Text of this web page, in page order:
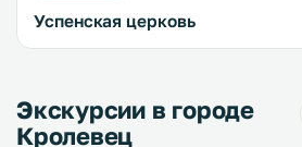
Успенская церковь
Экскурсии в городе
Кролевец